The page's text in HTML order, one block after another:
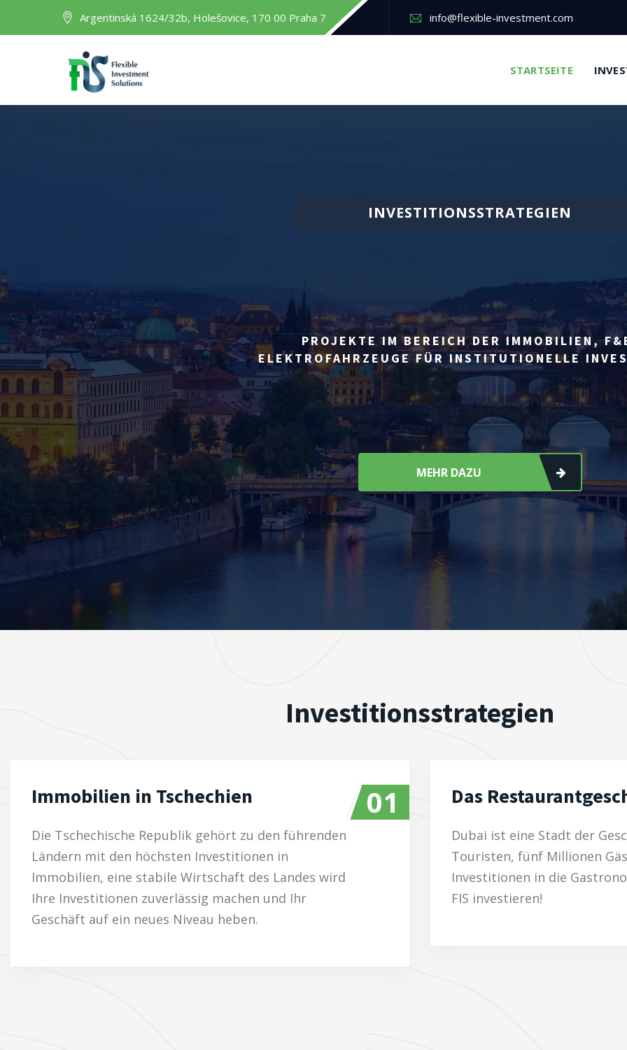
Argentinská 1624/32b, Holešovice, 170 00 Praha 7 info@flexible-investment.com
STARTSEITE
INVESTITIONSSTRATEGIEN
PROJEKTE IM BEREICH DER IMMOBILIEN,
ELEKTROFAHRZEUGE FÜR INSTITUTIONELLE
MEHR DAZU
Investitionsstrategien
Immobilien in Tschechien
Die Tschechische Republik gehört zu den führenden
Ländern mit den höchsten Investitionen in
Immobilien, eine stabile Wirtschaft des Landes wird
Ihre Investitionen zuverlässig machen und Ihr
Geschäft auf ein neues Niveau heben.
01 Das
Dubai ist eine Stadt der
Touristen, fünf Millionen
Investitionen in die
FIS investieren!